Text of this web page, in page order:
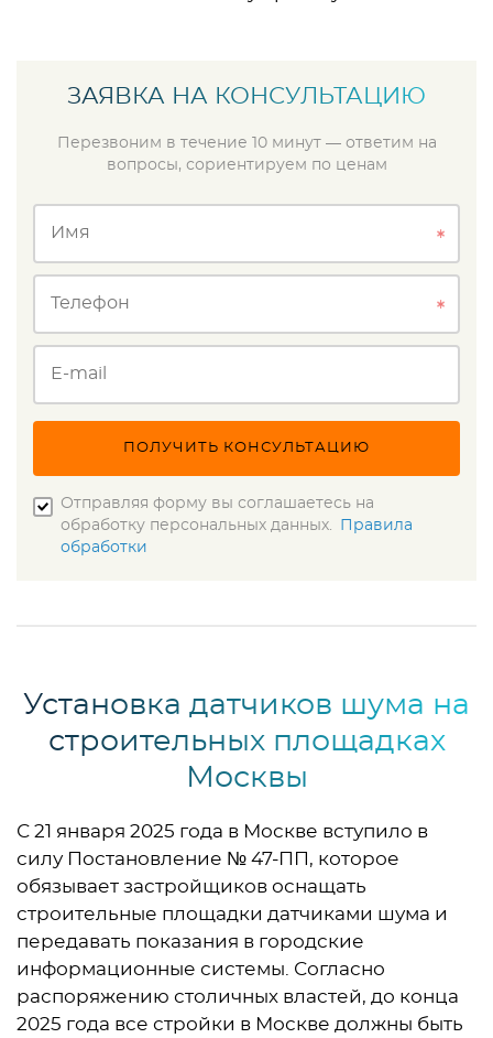
ЗАЯВКА НА КОНСУЛЬТАЦИЮ
Перезвоним в течение 10 минут — ответим на
вопросы, сориентируем по ценам
Имя
Телефон
E-mail
ПОЛУЧИТЬ КОНСУЛЬТАЦИЮ
Отправляя форму вы соглашаетесь на
обработку персональных данных.
Правила
обработки
Установка датчиков шума на
строительных площадках
Москвы
С 21 января 2025 года в Москве вступило в
силу Постановление № 47-ПП, которое
обязывает застройщиков оснащать
строительные площадки датчиками шума и
передавать показания в городские
информационные системы. Согласно
распоряжению столичных властей, до конца
2025 года все стройки в Москве должны быть